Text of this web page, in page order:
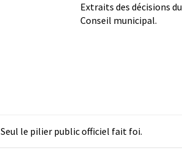
Extraits des décisions du
Conseil municipal.
Seul le pilier public officiel fait foi.